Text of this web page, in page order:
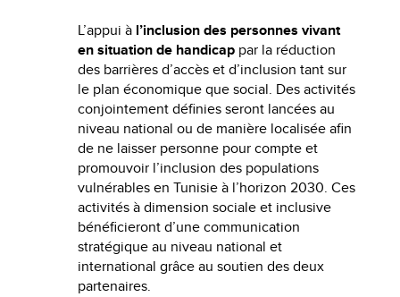
L’appui à l’inclusion des personnes vivant
en situation de handicap par la réduction
des barrières d’accès et d’inclusion tant sur
le plan économique que social. Des activités
conjointement définies seront lancées au
niveau national ou de manière localisée afin
de ne laisser personne pour compte et
promouvoir l’inclusion des populations
vulnérables en Tunisie à l’horizon 2030. Ces
activités à dimension sociale et inclusive
bénéficieront d’une communication
stratégique au niveau national et
international grâce au soutien des deux
partenaires.